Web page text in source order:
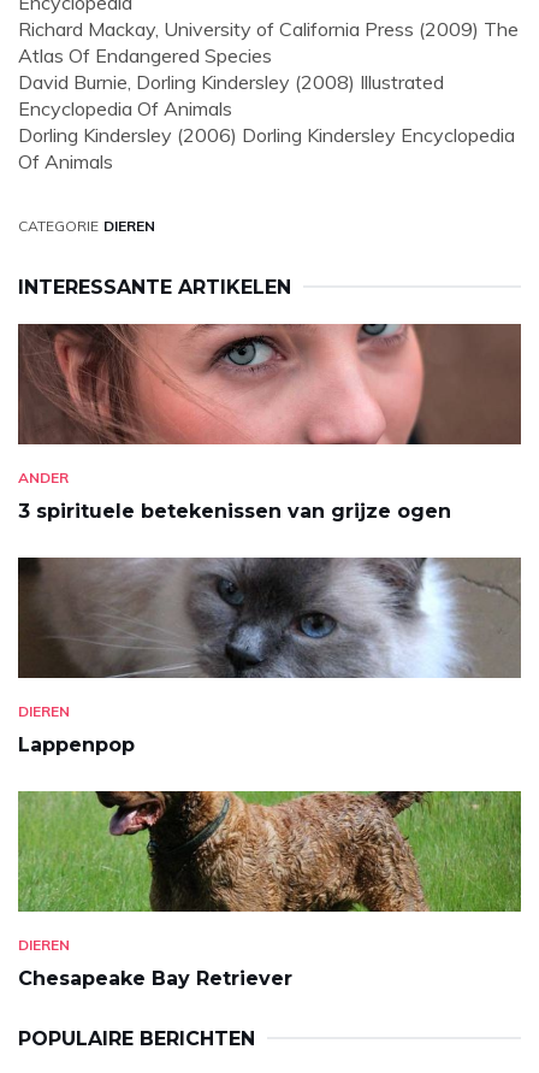
Richard Mackay, University of California Press (2009) The
Atlas Of Endangered Species
David Burnie, Dorling Kindersley (2008) Illustrated
Encyclopedia Of Animals
Dorling Kindersley (2006) Dorling Kindersley Encyclopedia
Of Animals
CATEGORIE DIEREN
INTERESSANTE ARTIKELEN
ANDER
3 spirituele betekenissen van grijze ogen
DIEREN
Lappenpop
DIEREN
Chesapeake Bay Retriever
POPULAIRE BERICHTEN